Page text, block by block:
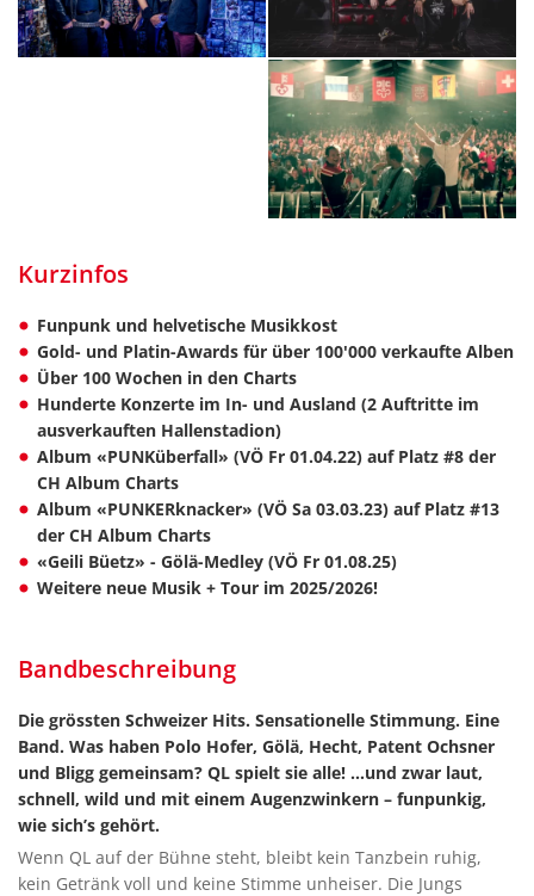
Kurzinfos
Funpunk und helvetische Musikkost
Gold- und Platin-Awards für über 100'000 verkaufte Alben
Über 100 Wochen in den Charts
Hunderte Konzerte im In- und Ausland (2 Auftritte im
ausverkauften Hallenstadion)
Album «PUNKüberfall» (VÖ Fr 01.04.22) auf Platz #8 der
CH Album Charts
Album «PUNKERknacker» (VÖ Sa 03.03.23) auf Platz #13
der CH Album Charts
«Geili Büetz» - Gölä-Medley (VÖ Fr 01.08.25)
Weitere neue Musik + Tour im 2025/2026!
Bandbeschreibung
Die grössten Schweizer Hits. Sensationelle Stimmung. Eine
Band. Was haben Polo Hofer, Gölä, Hecht, Patent Ochsner
und Bligg gemeinsam? QL spielt sie alle! …und zwar laut,
schnell, wild und mit einem Augenzwinkern – funpunkig,
wie sich’s gehört.
Wenn QL auf der Bühne steht, bleibt kein Tanzbein ruhig,
kein Getränk voll und keine Stimme unheiser. Die Jungs